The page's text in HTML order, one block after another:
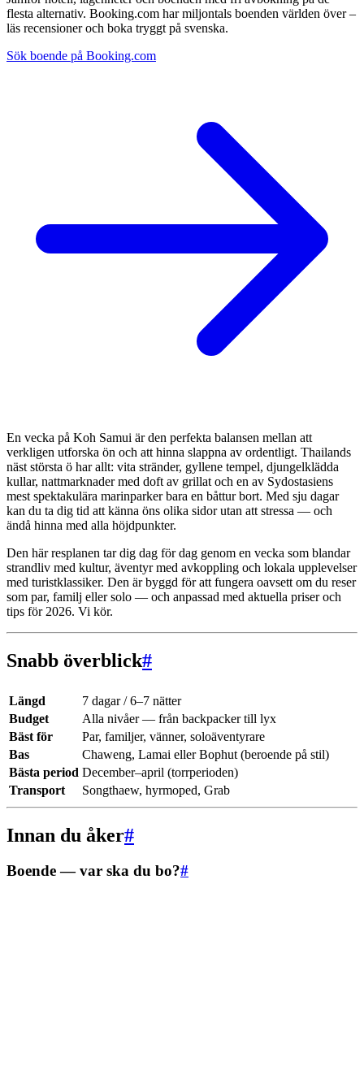
flesta alternativ. Booking.com har miljontals boenden världen över –
läs recensioner och boka tryggt på svenska.
Sök boende på Booking.com
En vecka på Koh Samui är den perfekta balansen mellan att
verkligen utforska ön och att hinna slappna av ordentligt. Thailands
näst största ö har allt: vita stränder, gyllene tempel, djungelklädda
kullar, nattmarknader med doft av grillat och en av Sydostasiens
mest spektakulära marinparker bara en båttur bort. Med sju dagar
kan du ta dig tid att känna öns olika sidor utan att stressa — och
ändå hinna med alla höjdpunkter.
Den här resplanen tar dig dag för dag genom en vecka som blandar
strandliv med kultur, äventyr med avkoppling och lokala upplevelser
med turistklassiker. Den är byggd för att fungera oavsett om du reser
som par, familj eller solo — och anpassad med aktuella priser och
tips för 2026. Vi kör.
Snabb överblick#
Längd
7 dagar / 6–7 nätter
Budget
Alla nivåer — från backpacker till lyx
Bäst för
Par, familjer, vänner, soloäventyrare
Bas
Chaweng, Lamai eller Bophut (beroende på stil)
Bästa period December–april (torrperioden)
Transport
Songthaew, hyrmoped, Grab
Innan du åker#
Boende — var ska du bo?#